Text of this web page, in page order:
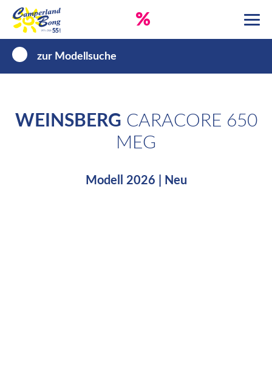
%
zur Modellsuche
WEINSBERG CARACORE 650
MEG
Modell 2026 | Neu